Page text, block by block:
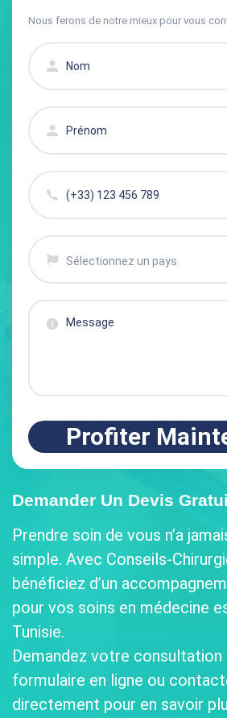
Nous ferons de notre mieux pour vous
Sélectionnez un pays
Profiter
Demander Un Devis
Prendre soin de vous n’a
simple. Avec Conseils-
bénéficiez d’un
pour vos soins en médecine
Tunisie.
Demandez votre
formulaire en ligne ou
directement pour en savoir